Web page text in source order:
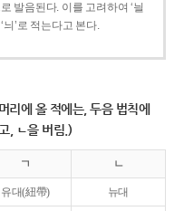
발음된다. 이를 고려하여 ‘늴
늬’로 적는다고 본다.
리에 올 적에는, 두음 법칙에
, ㄴ을 버림.)
ㄱ ㄴ
유대(紐帶) 뉴대